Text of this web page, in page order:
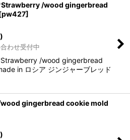
/wood gingerbread
pw427]
わせ受付中
/wood gingerbread
in ロシア ジンジャーブレッド
gingerbread cookie mold